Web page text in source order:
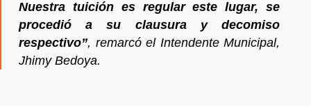
Nuestra tuición es regular este lugar, se
procedió a su clausura y decomiso
respectivo”, remarcó el Intendente Municipal,
Jhimy Bedoya.